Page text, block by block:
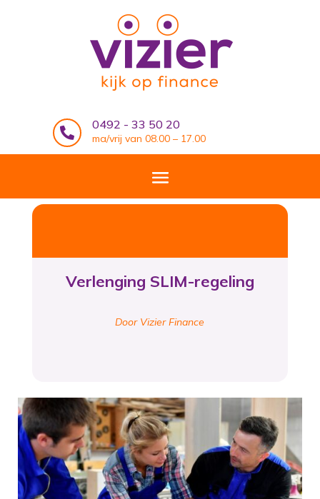

0492 - 33 50 20
ma/vrij van 08.00 – 17.00
Verlenging SLIM-regeling
Door Vizier Finance